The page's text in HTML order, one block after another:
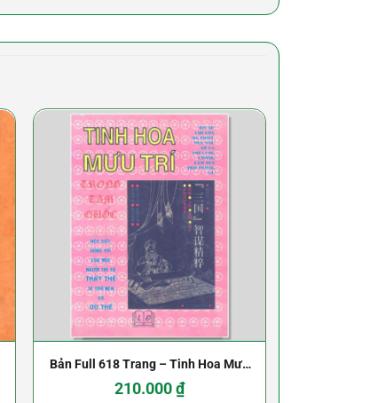
Bản Full 618 Trang – Tinh Hoa Mưu
Trí Trong Tam Quốc – NXB Lao Động
210.000₫